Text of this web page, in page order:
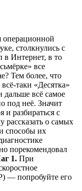
операционной
столкнулись с
в Интернет, в то
все
Тем более, что
таки «Десятка»
дальше всё самое
под неё. Значит
и разбираться с
рассказать о самых
способы их
порекомендовал
1. При
— попробуйте его